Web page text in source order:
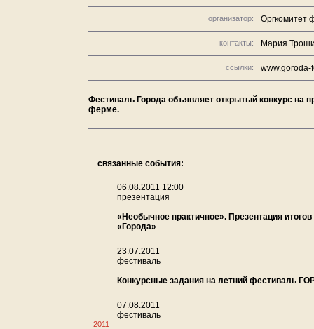
организатор: Оргкомитет
контакты: Мария
ссылки: www.goroda-
Фестиваль Города объявляет открытый конкурс на
ферме.
связанные события:
06.08.2011 12:00
презентация
«Необычное практичное». Презентация
«Города»
23.07.2011
фестиваль
Конкурсные задания на летний фестиваль
2011
07.08.2011
фестиваль